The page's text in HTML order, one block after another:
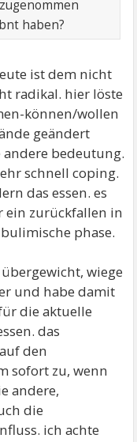
haben?
ist dem nicht
radikal. hier löste
können/wollen
geändert
bedeutung.
schnell coping.
das essen. es
ein zurückfallen in
phase.
wiege
und habe damit
die aktuelle
das
den
sofort zu, wenn
andere,
die
ich achte